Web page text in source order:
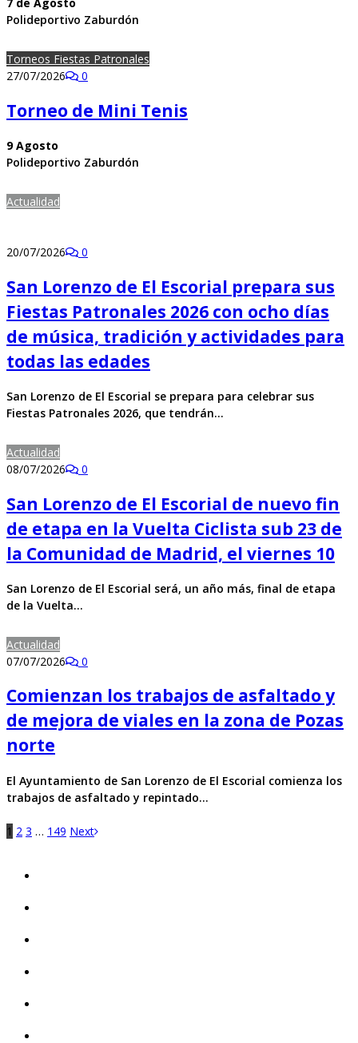
7 de Agosto
Polideportivo Zaburdón
Torneos Fiestas Patronales
27/07/2026
0
Torneo de Mini Tenis
9 Agosto
Polideportivo Zaburdón
Actualidad
20/07/2026 0
San Lorenzo de El Escorial prepara sus
Fiestas Patronales 2026 con ocho días
de música, tradición y actividades para
todas las edades
San Lorenzo de El Escorial se prepara para celebrar sus
Fiestas Patronales 2026, que tendrán…
Actualidad
08/07/2026
0
San Lorenzo de El Escorial de nuevo fin
de etapa en la Vuelta Ciclista sub 23 de
la Comunidad de Madrid, el viernes 10
San Lorenzo de El Escorial será, un año más, final de etapa
de la Vuelta…
Actualidad
07/07/2026
0
Comienzan los trabajos de asfaltado y
de mejora de viales en la zona de Pozas
norte
El Ayuntamiento de San Lorenzo de El Escorial comienza los
trabajos de asfaltado y repintado…
1 2 3 … 149 Next